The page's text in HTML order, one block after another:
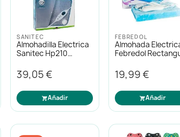
SANITEC
Almohadilla Electrica
Sanitec Hp210
39,05 €
Añadir
FEBREDOL
Almohada
Febredol
19,99 €
Añadir